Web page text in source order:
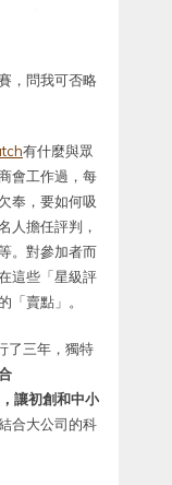
，問我可否略
有什麼與眾
會工作過，每
奉，要如何吸
人擔任評判，
。對參加者而
這些「星級評
「賣點」。
了三年，獨特
讓初創和中小
合大公司的科